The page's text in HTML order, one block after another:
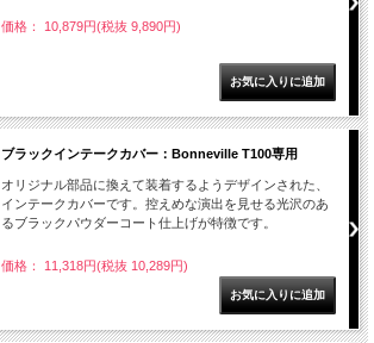
価格： 10,879円(税抜 9,890円)
ブラックインテークカバー：Bonneville T100専用
オリジナル部品に換えて装着するようデザインされた、
インテークカバーです。控えめな演出を見せる光沢のあ
るブラックパウダーコート仕上げが特徴です。
価格： 11,318円(税抜 10,289円)